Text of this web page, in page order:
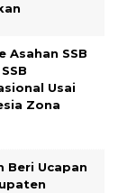
Asahan SSB
Usai
Zona
Beri Ucapan